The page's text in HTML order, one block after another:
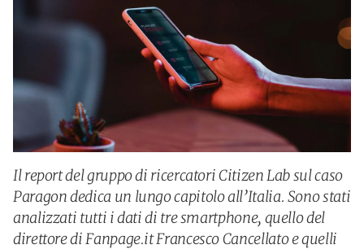
Il report del gruppo di ricercatori Citizen Lab sul caso
Paragon dedica un lungo capitolo all’Italia. Sono stati
analizzati tutti i dati di tre smartphone, quello del
direttore di Fanpage.it Francesco Cancellato e quelli